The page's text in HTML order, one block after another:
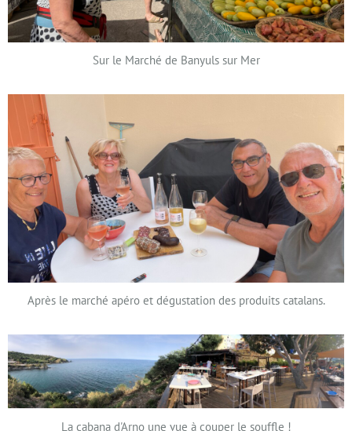
Sur le Marché de Banyuls sur Mer
Après le marché apéro et dégustation des produits catalans.
La cabana d'Arno une vue à couper le souffle !